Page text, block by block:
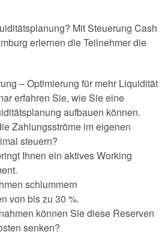
Mit Steuerung Cash
erlernen die Teilnehmer die
– Optimierung für mehr Liquidität
erfahren Sie, wie Sie eine
aufbauen können.
Zahlungsströme im eigenen
steuern?
Ihnen ein aktives Working
schlummern
von bis zu 30 %.
können Sie diese Reserven
senken?